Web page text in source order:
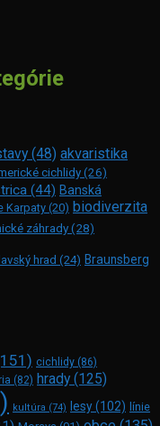
(48) akvaristika
cichlidy(26)
(44) Banská
Karpaty(20) biodiverzita
záhrady(28)
hrad (24) Braunsberg
cichlidy (86)
(82) hrady (125)
kultúra (74) lesy(102) línie